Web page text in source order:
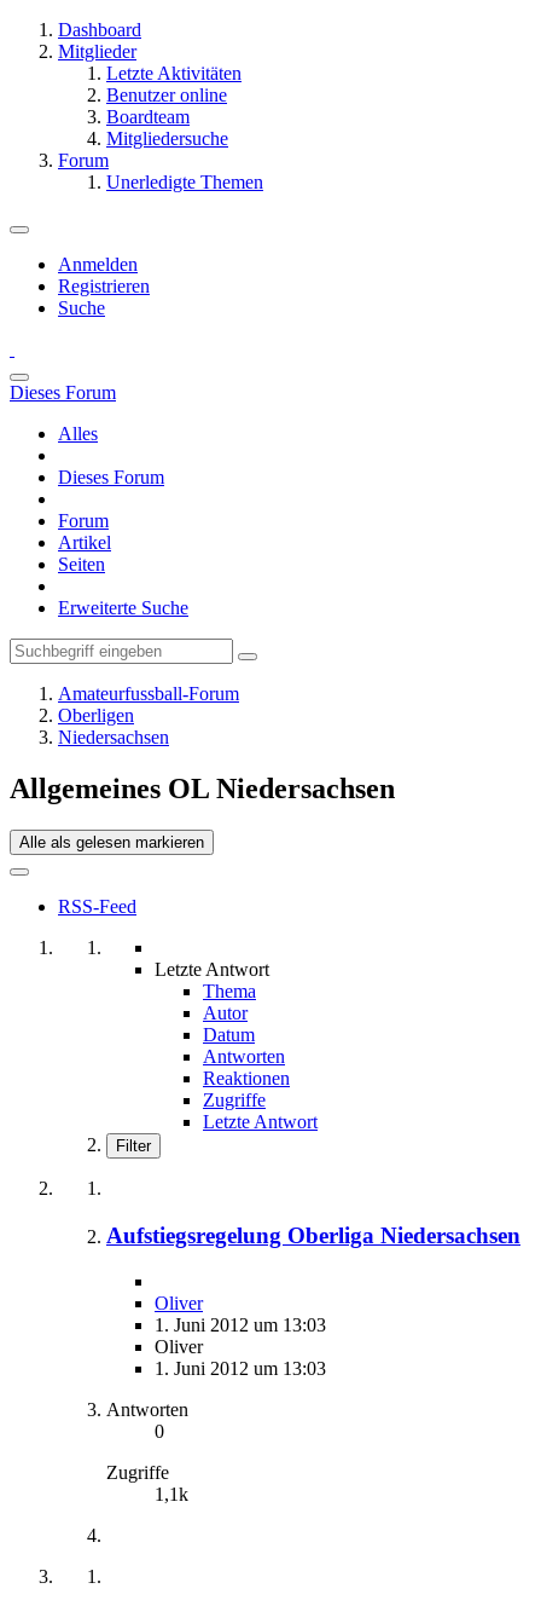
Dashboard
Mitglieder
Letzte Aktivitäten
Benutzer online
Boardteam
Mitgliedersuche
Forum
Unerledigte Themen
Anmelden
Registrieren
Suche
Dieses Forum
Alles
Dieses Forum
Forum
Artikel
Seiten
Erweiterte Suche
Amateurfussball-Forum
Oberligen
Niedersachsen
Allgemeines OL Niedersachsen
Alle als gelesen markieren
RSS-Feed
Letzte Antwort
Thema
Autor
Datum
Antworten
Reaktionen
Zugriffe
Letzte Antwort
Filter
Aufstiegsregelung Oberliga Niedersachsen
Oliver
1. Juni 2012 um 13:03
Oliver
1. Juni 2012 um 13:03
Antworten
0
Zugriffe
1,1k